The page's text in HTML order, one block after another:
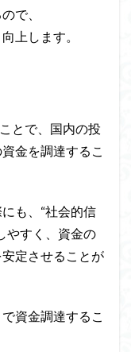
で、
上します。
とで、国内の投
金を調達するこ
も、“社会的信
やすく、資金の
定させることが
資金調達するこ